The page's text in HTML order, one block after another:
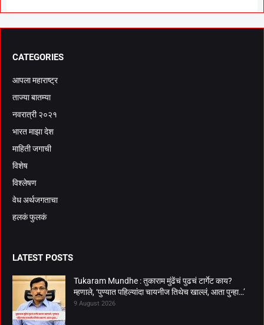
CATEGORIES
आपला महाराष्ट्र
ताज्या बातम्या
नवरात्री २०२१
भारत माझा देश
माहिती जगाची
विशेष
विश्लेषण
वेध अर्थजगताचा
हलकं फुलकं
LATEST POSTS
Tukaram Mundhe : तुकाराम मुंढेंचं पुढचं टार्गेट काय?
म्हणाले, ‘पुण्यात पहिल्यांदा चायनीज तिथेच खाल्लं, आता पुन्हा…’
9 August 2026